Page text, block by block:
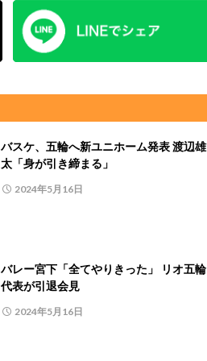
バスケ、五輪へ新ユニホーム発表 渡辺雄
太「身が引き締まる」
2024年5月16日
バレー宮下「全てやりきった」 リオ五輪
代表が引退会見
2024年5月16日